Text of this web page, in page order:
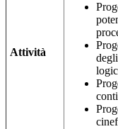
Attività